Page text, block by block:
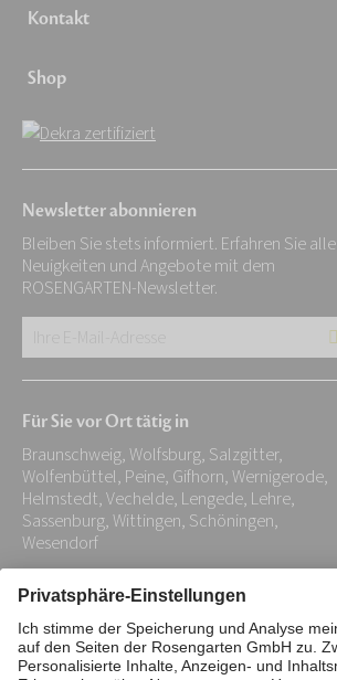
Kontakt
Shop
Newsletter abonnieren
Bleiben Sie stets informiert. Erfahren Sie alle
Neuigkeiten und Angebote mit dem
ROSENGARTEN-Newsletter.
E-
Adresse:
*
Für Sie vor Ort tätig in
Braunschweig, Wolfsburg, Salzgitter,
Wolfenbüttel, Peine, Gifhorn, Wernigerode,
Helmstedt, Vechelde, Lengede, Lehre,
Sassenburg, Wittingen, Schöningen,
Wesendorf
Impressum Datenschutz
Stiftung
Interne Meldestelle
Zahlungsmittel